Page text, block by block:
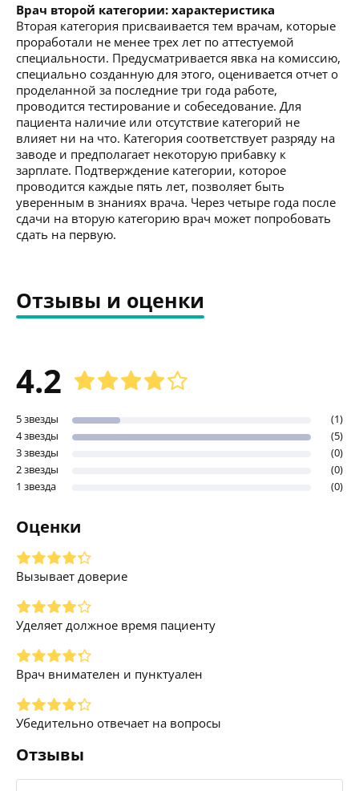
Врач второй категории: характеристика
Вторая категория присваивается тем врачам, которые
проработали не менее трех лет по аттестуемой
специальности. Предусматривается явка на комиссию,
специально созданную для этого, оценивается отчет о
проделанной за последние три года работе,
проводится тестирование и собеседование. Для
пациента наличие или отсутствие категорий не
влияет ни на что. Категория соответствует разряду на
заводе и предполагает некоторую прибавку к
зарплате. Подтверждение категории, которое
проводится каждые пять лет, позволяет быть
уверенным в знаниях врача. Через четыре года после
сдачи на вторую категорию врач может попробовать
сдать на первую.
Отзывы и оценки
4.2
5 звезды
(1)
4 звезды
(5)
3 звезды
(0)
2 звезды
(0)
1 звезда
(0)
Оценки
Вызывает доверие
Уделяет должное время пациенту
Врач внимателен и пунктуален
Убедительно отвечает на вопросы
Отзывы